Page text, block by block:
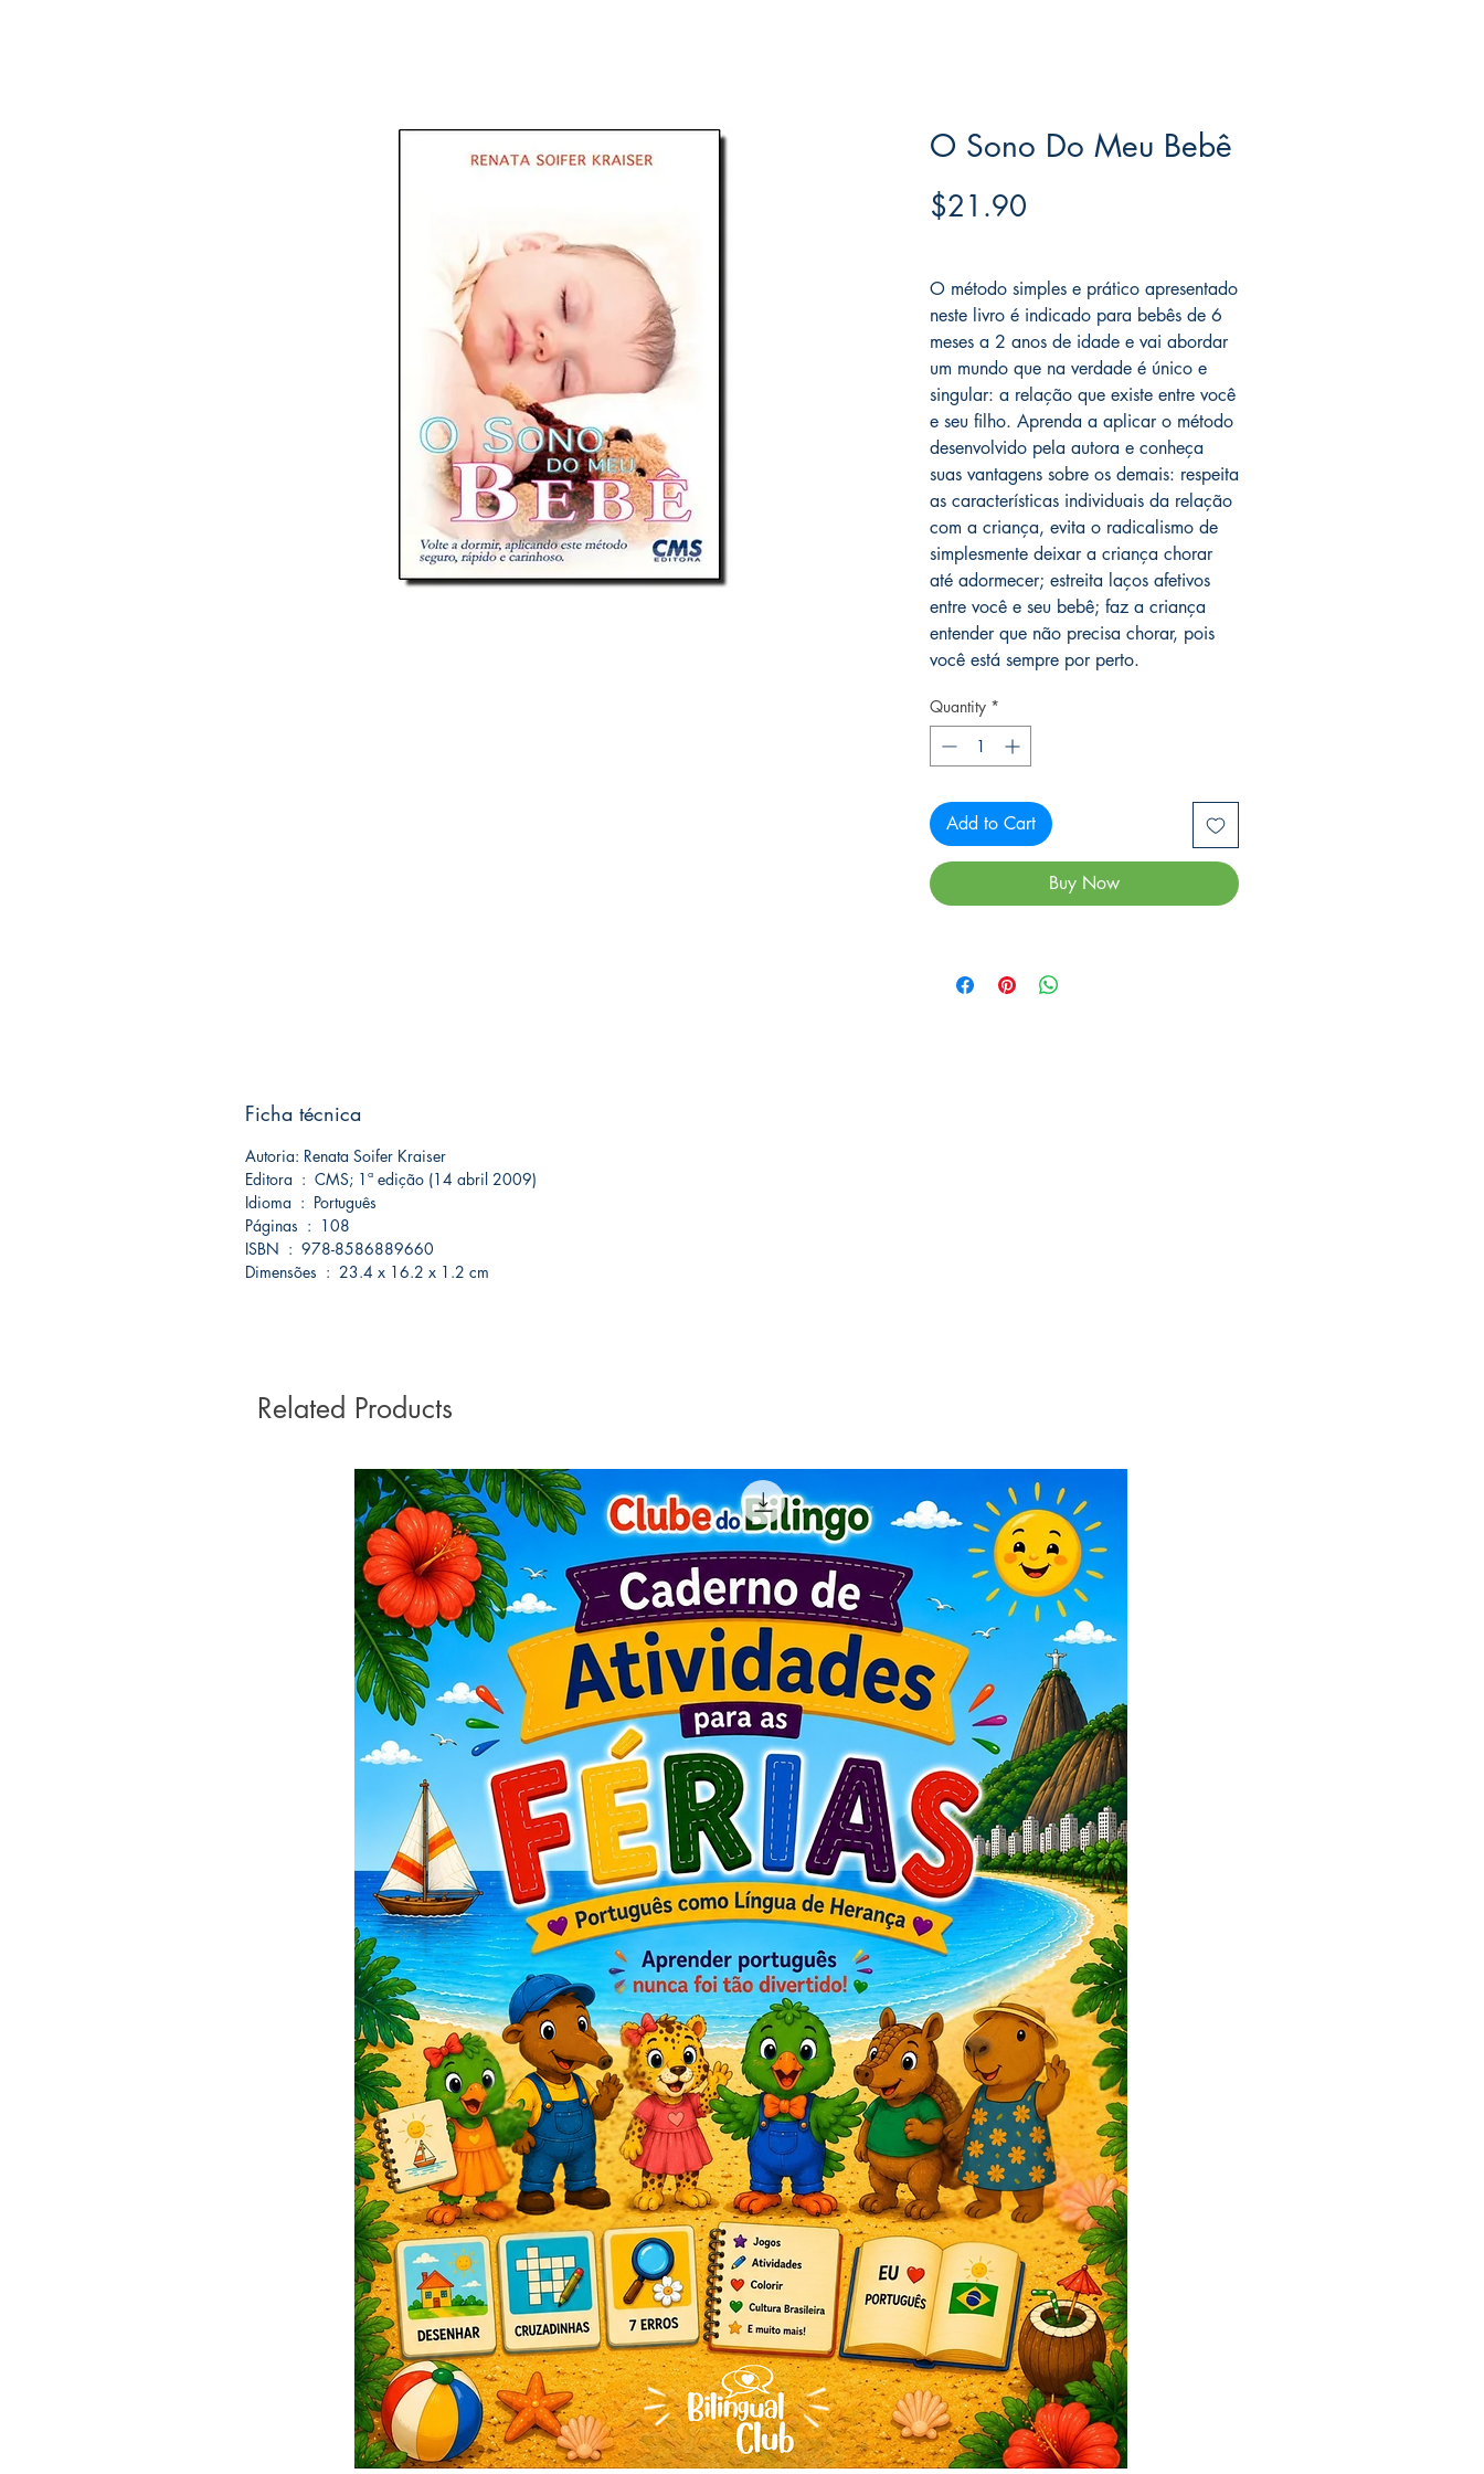
O Sono Do Meu Bebê
$21.90
O método simples e prático apresentado
neste livro é indicado para bebês de 6
meses a 2 anos de idade e vai abordar
um mundo que na verdade é único e
singular: a relação que existe entre você
e seu filho. Aprenda a aplicar o método
desenvolvido pela autora e conheça
suas vantagens sobre os demais: respeita
as características individuais da relação
com a criança, evita o radicalismo de
simplesmente deixar a criança chorar
até adormecer; estreita laços afetivos
entre você e seu bebê; faz a criança
entender que não precisa chorar, pois
você está sempre por perto.
Quantity *
Add to Cart
Buy Now
Ficha técnica
Autoria: Renata Soifer Kraiser
Editora ‏ : ‎ CMS; 1ª edição (14 abril 2009)
Idioma ‏ : ‎ Português
Páginas ‏ : ‎ 108
ISBN ‏ : ‎ 978-8586889660
Dimensões ‏ : ‎ 23.4 x 16.2 x 1.2 cm
Related Products